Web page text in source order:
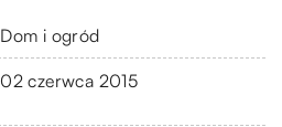
Dom i ogród
02 czerwca 2015